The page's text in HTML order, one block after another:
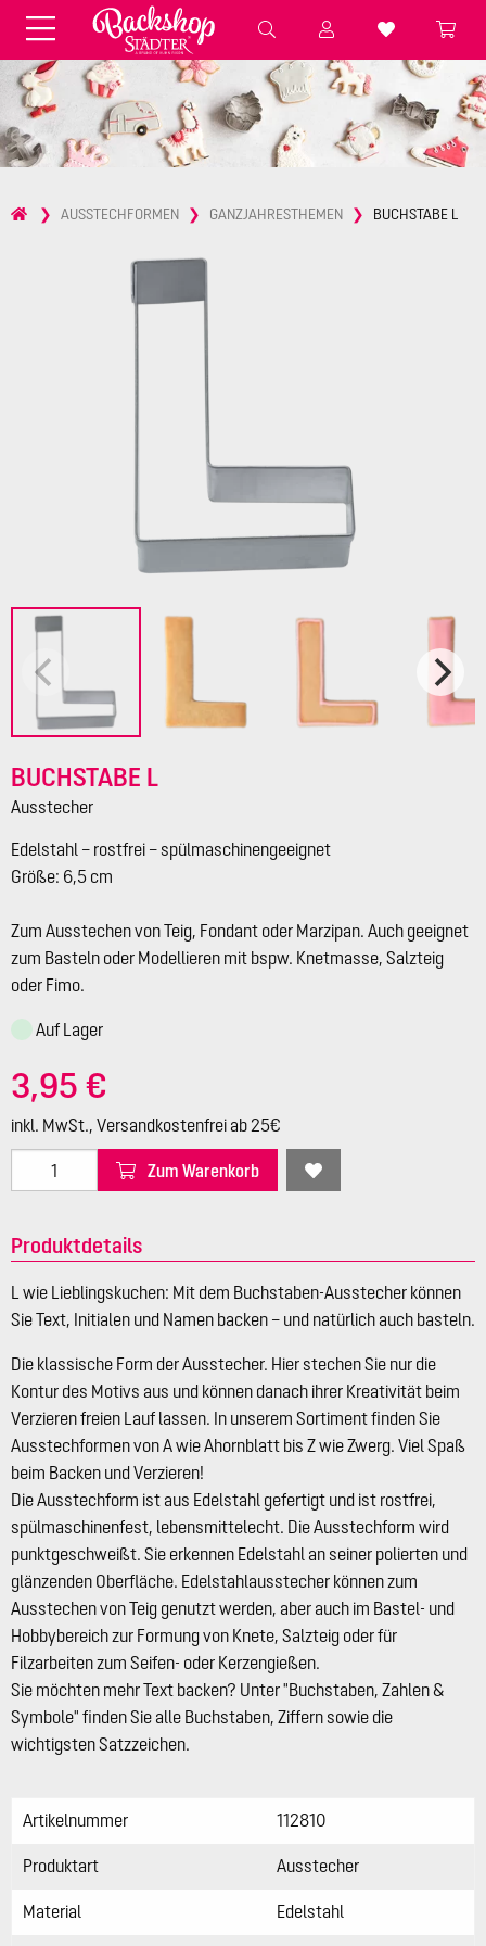
Aufbewahren
Alu
Fondant & Zubehör Speisefarben
Essbare Streudekore
Pralinenkapseln Geschenktüten
Backzutaten Küchenhelfer
AUSSTECHFORMEN GANZJAHRESTHEMEN BUCHSTABE L
BUCHSTABE L
Ausstecher
Edelstahl – rostfrei – spülmaschinengeeignet
Größe: 6,5 cm
Zum Ausstechen von Teig, Fondant oder Marzipan. Auch geeignet
zum Basteln oder Modellieren mit bspw. Knetmasse, Salzteig
oder Fimo.
Auf Lager
3,95 €
inkl. MwSt., Versandkostenfrei ab 25€
Zum Warenkorb
Produktdetails
L wie Lieblingskuchen: Mit dem Buchstaben-Ausstecher können
Sie Text, Initialen und Namen backen – und natürlich auch basteln.
Die klassische Form der Ausstecher. Hier stechen Sie nur die
Kontur des Motivs aus und können danach ihrer Kreativität beim
Verzieren freien Lauf lassen. In unserem Sortiment finden Sie
Ausstechformen von A wie Ahornblatt bis Z wie Zwerg. Viel Spaß
beim Backen und Verzieren!
Die Ausstechform ist aus Edelstahl gefertigt und ist rostfrei,
spülmaschinenfest, lebensmittelecht. Die Ausstechform wird
punktgeschweißt. Sie erkennen Edelstahl an seiner polierten und
glänzenden Oberfläche. Edelstahlausstecher können zum
Ausstechen von Teig genutzt werden, aber auch im Bastel- und
Hobbybereich zur Formung von Knete, Salzteig oder für
Filzarbeiten zum Seifen- oder Kerzengießen.
Sie möchten mehr Text backen? Unter "Buchstaben, Zahlen &
Symbole" finden Sie alle Buchstaben, Ziffern sowie die
wichtigsten Satzzeichen.
Artikelnummer 112810
Produktart Ausstecher
Material Edelstahl